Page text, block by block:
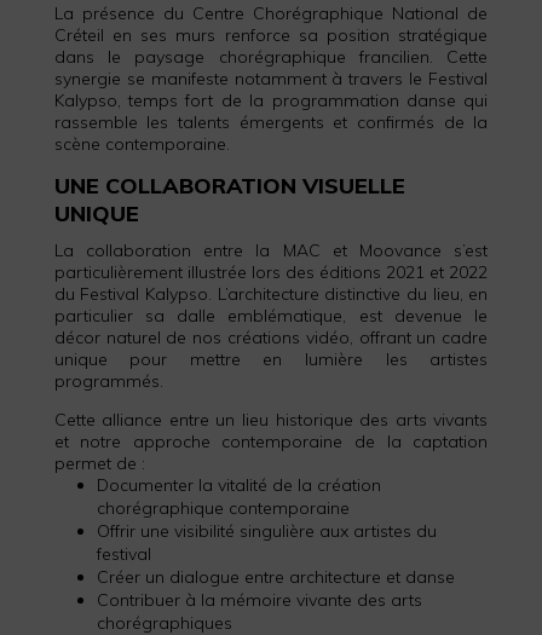
La présence du Centre Chorégraphique National de
Créteil en ses murs renforce sa position stratégique
dans le paysage chorégraphique francilien. Cette
synergie se manifeste notamment à travers le Festival
Kalypso, temps fort de la programmation danse qui
rassemble les talents émergents et confirmés de la
scène contemporaine.
UNE COLLABORATION VISUELLE
UNIQUE
La collaboration entre la MAC et Moovance s’est
particulièrement illustrée lors des éditions 2021 et 2022
du Festival Kalypso. L’architecture distinctive du lieu, en
particulier sa dalle emblématique, est devenue le
décor naturel de nos créations vidéo, offrant un cadre
unique pour mettre en lumière les artistes
programmés.
Cette alliance entre un lieu historique des arts vivants
et notre approche contemporaine de la captation
permet de :
Documenter la vitalité de la création
chorégraphique contemporaine
Offrir une visibilité singulière aux artistes du
festival
Créer un dialogue entre architecture et danse
Contribuer à la mémoire vivante des arts
chorégraphiques